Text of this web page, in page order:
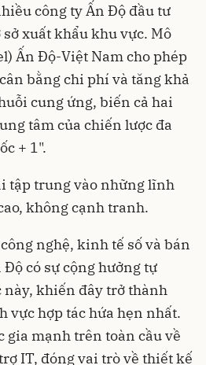
công ty Ấn Độ đầu tư
xuất khẩu khu vực. Mô
Ấn Độ-Việt Nam cho phép
bằng chi phí và tăng khả
cung ứng, biến cả hai
tâm của chiến lược đa
+ 1".
tập trung vào những lĩnh
không cạnh tranh.
nghệ, kinh tế số và bán
có sự cộng hưởng tự
khiến đây trở thành
vực hợp tác hứa hẹn nhất.
gia mạnh trên toàn cầu về
IT, đóng vai trò về thiết kế